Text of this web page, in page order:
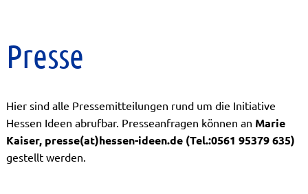
Presse
Hier sind alle Pressemitteilungen rund um die Initiative
Hessen Ideen abrufbar. Presseanfragen können an Marie
Kaiser, presse(at)hessen-ideen.de (Tel.:0561 95379 635)
gestellt werden.